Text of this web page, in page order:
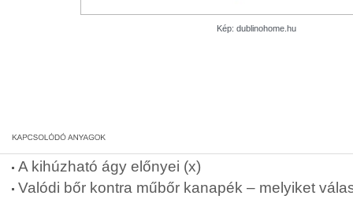
Kép: dublinohome.hu
A kihúzható ágy előnyei (x)
Valódi bőr kontra műbőr kanapék – melyiket